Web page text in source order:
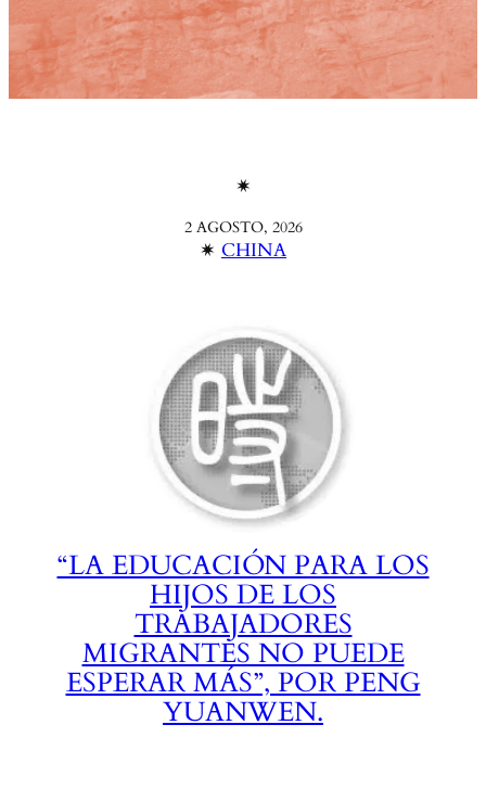
✴︎
2 AGOSTO, 2026
✴︎ CHINA
“LA EDUCACIÓN PARA LOS
HIJOS DE LOS
TRABAJADORES
MIGRANTES NO PUEDE
ESPERAR MÁS”, POR PENG
YUANWEN.